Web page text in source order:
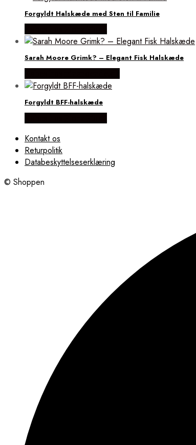
Forgyldt Halskæde med Sten til Familie
Sarah Moore Grimk? – Elegant Fisk Halskæde
Forgyldt BFF-halskæde
Kontakt os
Returpolitik
Databeskyttelseserklæring
© Shoppen